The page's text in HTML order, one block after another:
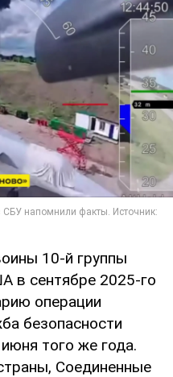
10-й группы
в сентябре 2025-го
операции
безопасности
того же года.
Соединенные